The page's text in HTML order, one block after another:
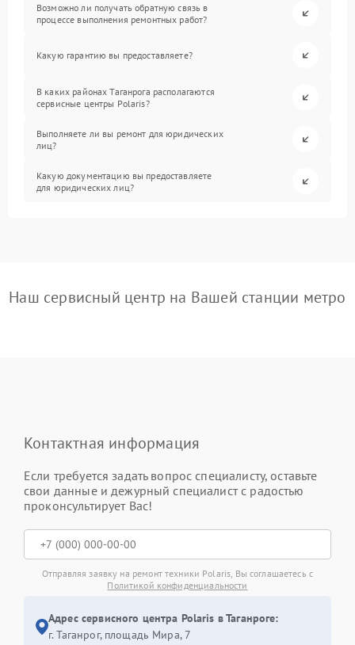
Возможно ли получать обратную связь в
процессе выполнения ремонтных работ?
Какую гарантию вы предоставляете?
В каких районах Таганрога располагаются
сервисные центры Polaris?
Выполняете ли вы ремонт для юридических
лиц?
Какую документацию вы предоставляете
для юридических лиц?
Наш сервисный центр на Вашей станции метро
Контактная информация
Если требуется задать вопрос специалисту, оставьте
свои данные и дежурный специалист с радостью
проконсультирует Вас!
Отправляя заявку на ремонт техники Polaris, Вы соглашаетесь с
Политикой конфиденциальности
Адрес сервисного центра Polaris в Таганроге:
г. Таганрог, площадь Мира, 7